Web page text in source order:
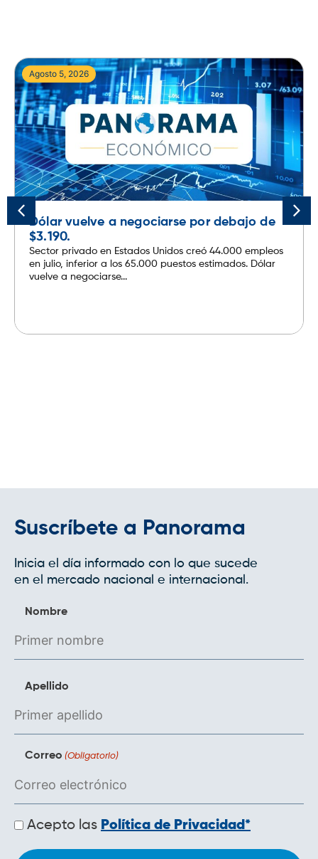
Agosto 5, 2026
Dólar vuelve a negociarse por debajo de
$3.190.
Sector privado en Estados Unidos creó 44.000 empleos
en julio, inferior a los 65.000 puestos estimados. Dólar
vuelve a negociarse...
Suscríbete a Panorama
Inicia el día informado con lo que sucede
en el mercado nacional e internacional.
Nombre
Apellido
Correo (Obligatorio)
Políticas
de
Acepto las Política de Privacidad*